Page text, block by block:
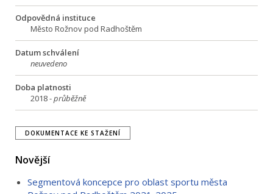
Odpovědná instituce
Město Rožnov pod Radhoštěm
Datum schválení
neuvedeno
Doba platnosti
2018 -průběžně
DOKUMENTACE KE STAŽENÍ
Novější
Segmentová koncepce pro oblast sportu města